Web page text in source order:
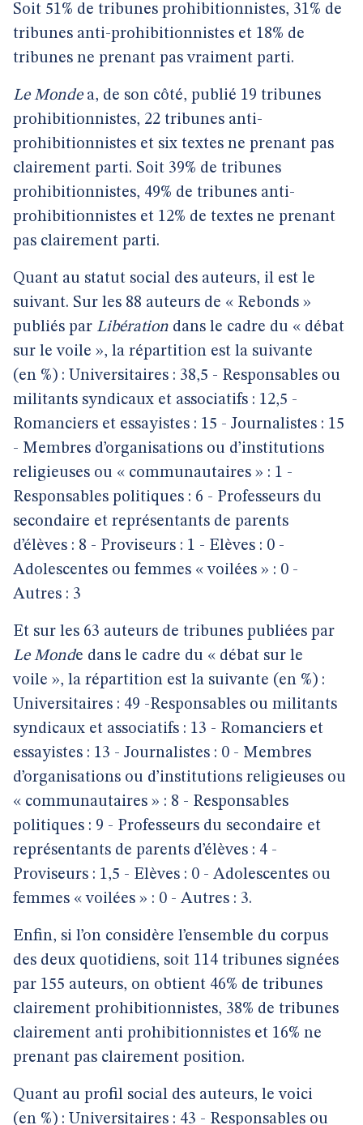
Soit 51% de tribunes prohibitionnistes, 31% de
tribunes anti-prohibitionnistes et 18% de
tribunes ne prenant pas vraiment parti.
Le Mondea, de son côté, publié 19 tribunes
prohibitionnistes, 22 tribunes anti-
prohibitionnistes et six textes ne prenant pas
clairement parti. Soit 39% de tribunes
prohibitionnistes, 49% de tribunes anti-
prohibitionnistes et 12% de textes ne prenant
pas clairement parti.
Quant au statut social des auteurs, il est le
suivant. Sur les 88 auteurs de « Rebonds »
publiés par Libération dans le cadre du « débat
sur le voile », la répartition est la suivante
(en %) : Universitaires : 38,5 - Responsables ou
militants syndicaux et associatifs : 12,5 -
Romanciers et essayistes : 15 - Journalistes : 15
- Membres d’organisations ou d’institutions
religieuses ou « communautaires » : 1 -
Responsables politiques : 6 - Professeurs du
secondaire et représentants de parents
d’élèves : 8 - Proviseurs : 1 - Elèves : 0 -
Adolescentes ou femmes « voilées » : 0 -
Autres : 3
Et sur les 63 auteurs de tribunes publiées par
Le Monde dans le cadre du « débat sur le
voile », la répartition est la suivante (en %) :
Universitaires : 49 -Responsables ou militants
syndicaux et associatifs : 13 - Romanciers et
essayistes : 13 - Journalistes : 0 - Membres
d’organisations ou d’institutions religieuses ou
« communautaires » : 8 - Responsables
politiques : 9 - Professeurs du secondaire et
représentants de parents d’élèves : 4 -
Proviseurs : 1,5 - Elèves : 0 - Adolescentes ou
femmes « voilées » : 0 - Autres : 3.
Enfin, si l’on considère l’ensemble du corpus
des deux quotidiens, soit 114 tribunes signées
par 155 auteurs, on obtient 46% de tribunes
clairement prohibitionnistes, 38% de tribunes
clairement anti prohibitionnistes et 16% ne
prenant pas clairement position.
Quant au profil social des auteurs, le voici
(en %) : Universitaires : 43 - Responsables ou